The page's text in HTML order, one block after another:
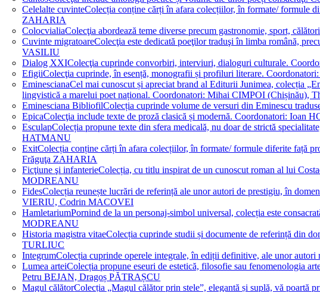
Celelalte cuvinteColecția conține cărți în afara colecțiilor, în formate/ formule
ZAHARIA
ColocvialiaColecţia abordează teme diverse precum gastronomie, sport,
Cuvinte migratoareColecţia este dedicată poeţilor traduşi în limba română,
VASILIU
Dialog XXIColecţia cuprinde convorbiri, interviuri, dialoguri culturale.
EfigiiColecţia cuprinde, în esență, monografii și profiluri literare.
EminescianaCel mai cunoscut și apreciat brand al Editurii Junimea, colecția
lingvistică a marelui poet național. Coordonatori: Mihai CIMPOI
Eminesciana BibliofilColecția cuprinde volume de versuri din Eminescu
EpicaColecţia include texte de proză clasică și modernă. Coordonatori: Ioan
EsculapColecția propune texte din sfera medicală, nu doar de strictă
HATMANU
ExitColecția conține cărți în afara colecțiilor, în formate/ formule diferite
Frăguţa ZAHARIA
Ficţiune şi infanterieColecția, cu titlu inspirat de un cunoscut roman al lui
MODREANU
FidesColecția reunește lucrări de referință ale unor autori de prestigiu, în
VIERIU, Codrin MACOVEI
HamletariumPornind de la un personaj-simbol universal, colecția este
MODREANU
Historia magistra vitaeColecția cuprinde studii și documente de referință din
TURLIUC
IntegrumColecția cuprinde operele integrale, în ediții definitive, ale unor
Lumea arteiColecția propune eseuri de estetică, filosofie sau fenomenologia
Petru BEJAN, Dragoș PĂTRAȘCU
Magul călătorColecția „Magul călător prin stele”, elegantă și suplă, vă